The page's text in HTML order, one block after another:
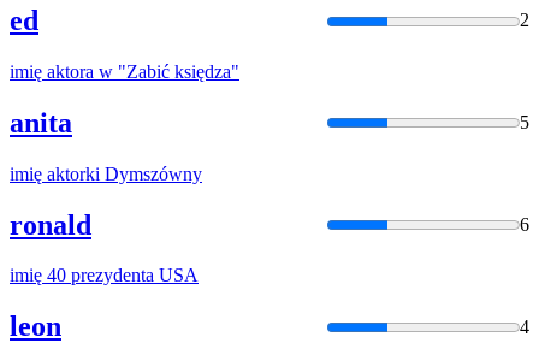
ed 2
imię aktora w "Zabić księdza"
anita 5
imię aktorki Dymszówny
ronald 6
imię 40 prezydenta USA
leon 4